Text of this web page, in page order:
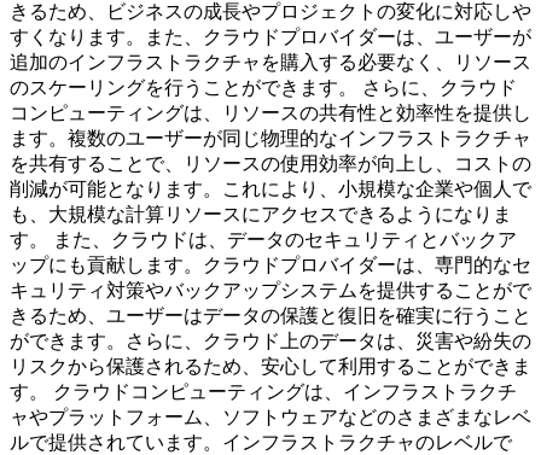
きるため、ビジネスの成長やプロジェクトの変化に対応しや
すくなります。また、クラウドプロバイダーは、ユーザーが
追加のインフラストラクチャを購入する必要なく、リソース
のスケーリングを行うことができます。 さらに、クラウド
コンピューティングは、リソースの共有性と効率性を提供し
ます。複数のユーザーが同じ物理的なインフラストラクチャ
を共有することで、リソースの使用効率が向上し、コストの
削減が可能となります。これにより、小規模な企業や個人で
も、大規模な計算リソースにアクセスできるようになりま
す。 また、クラウドは、データのセキュリティとバックア
ップにも貢献します。クラウドプロバイダーは、専門的なセ
キュリティ対策やバックアップシステムを提供することがで
きるため、ユーザーはデータの保護と復旧を確実に行うこと
ができます。さらに、クラウド上のデータは、災害や紛失の
リスクから保護されるため、安心して利用することができま
す。 クラウドコンピューティングは、インフラストラクチ
ャやプラットフォーム、ソフトウェアなどのさまざまなレベ
ルで提供されています。インフラストラクチャのレベルで